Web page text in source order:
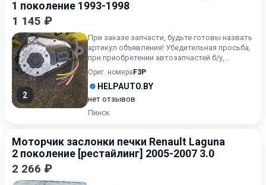
1 поколение 1993-1998
1 145 ₽
2
При заказе запчасти, будьте готовы назвать
артикул объявления! Убедительная просьба,
при приобретении автозапчастей б/у,
внимательно подходи...
Ориг. номера F3P
HELPAUTO.BY
нет отзывов
Пинск
Моторчик заслонки печки Renault Laguna
2 поколение [рестайлинг] 2005-2007 3.0
2 266 ₽